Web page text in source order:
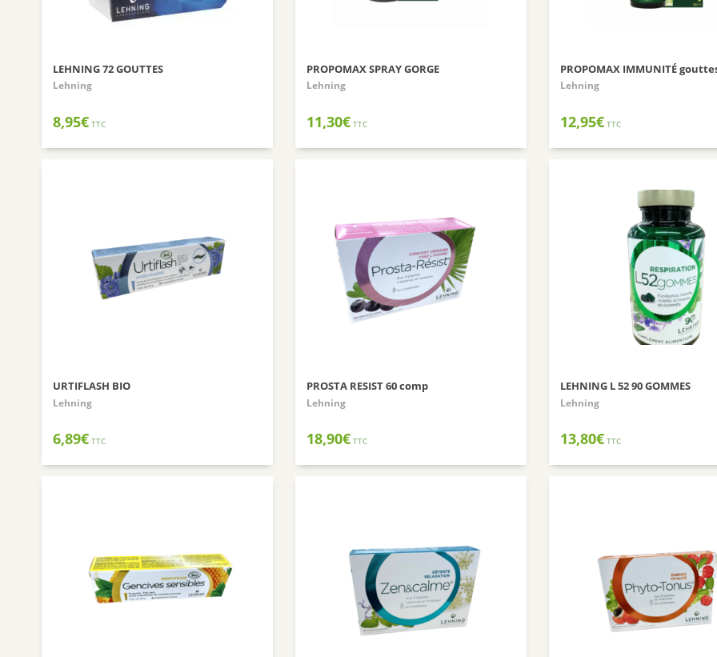
LEHNING 72 GOUTTES
Lehning
8,95€ TTC
PROPOMAX SPRAY GORGE
Lehning
11,30€ TTC
PROPOMAX IMMUNITÉ
Lehning
12,95€ TTC
URTIFLASH BIO
Lehning
6,89€ TTC
PROSTA RESIST 60 comp
Lehning
18,90€ TTC
LEHNING L 52 90 GOMMES
Lehning
13,80€ TTC